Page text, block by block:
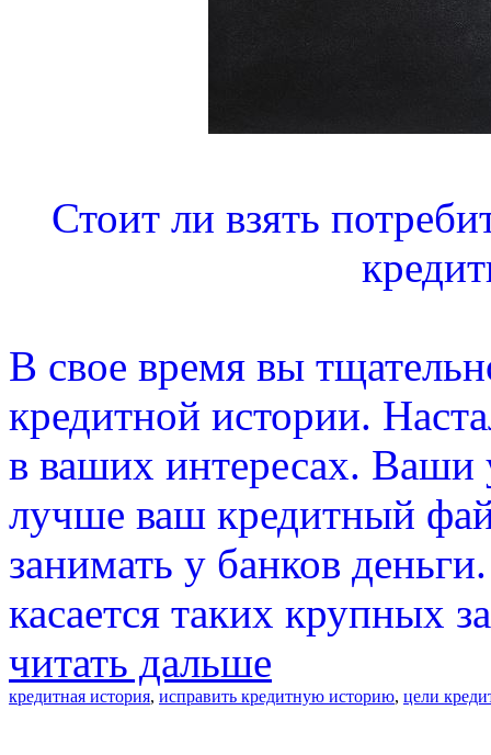
Стоит ли взять
В свое время вы
кредитной истории.
в ваших интересах. Ваши
лучше ваш кредитный
занимать у банков
касается таких крупных
читать дальше
кредитная история, исправить кредитную историю, цели